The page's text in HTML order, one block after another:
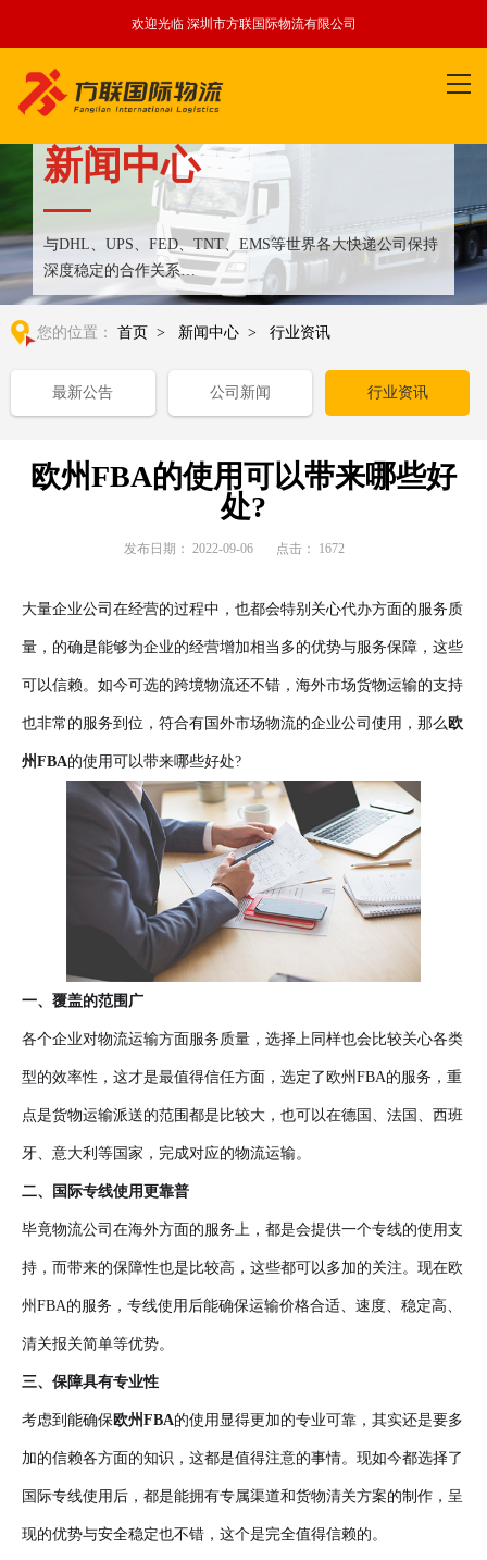
欢迎光临 深圳市方联国际物流有限公司
新闻中心
与DHL、UPS、FED、TNT、EMS等世界各大快递公司保持
深度稳定的合作关系
整合全球优质物流运输资源,满足国内外客户更多个性化需求
您的位置： 首页 > 新闻中心 > 行业资讯
最新公告 公司新闻 行业资讯
欧州FBA的使用可以带来哪些好
处?
发布日期： 2022-09-06 点击： 1672
大量企业公司在经营的过程中，也都会特别关心代办方面的服务质
量，的确是能够为企业的经营增加相当多的优势与服务保障，这些
可以信赖。如今可选的跨境物流还不错，海外市场货物运输的支持
也非常的服务到位，符合有国外市场物流的企业公司使用，那么 欧
州FBA的使用可以带来哪些好处?
一、覆盖的范围广
各个企业对物流运输方面服务质量，选择上同样也会比较关心各类
型的效率性，这才是最值得信任方面，选定了欧州FBA的服务，重
点是货物运输派送的范围都是比较大，也可以在德国、法国、西班
牙、意大利等国家，完成对应的物流运输。
二、国际专线使用更靠普
毕竟物流公司在海外方面的服务上，都是会提供一个专线的使用支
持，而带来的保障性也是比较高，这些都可以多加的关注。现在欧
州FBA的服务，专线使用后能确保运输价格合适、速度、稳定高、
清关报关简单等优势。
三、保障具有专业性
考虑到能确保欧州FBA的使用显得更加的专业可靠，其实还是要多
加的信赖各方面的知识，这都是值得注意的事情。现如今都选择了
国际专线使用后，都是能拥有专属渠道和货物清关方案的制作，呈
现的优势与安全稳定也不错，这个是完全值得信赖的。